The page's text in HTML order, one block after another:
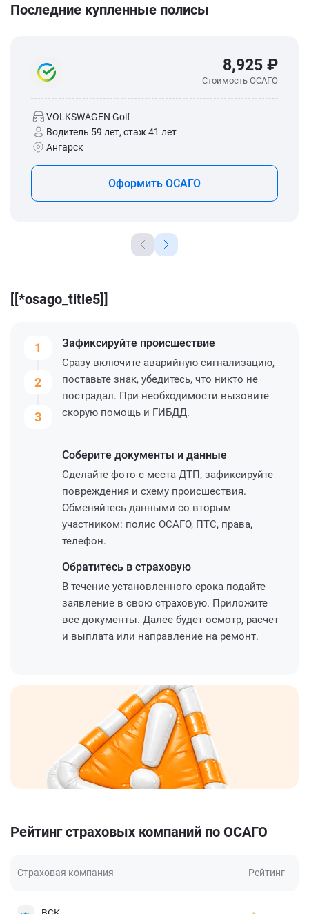
Последние купленные полисы
8,925 ₽
Стоимость ОСАГО
VOLKSWAGEN Golf
Водитель 59 лет, стаж 41 лет
Ангарск
Оформить ОСАГО
[[*osago_title5]]
1
2
3
Зафиксируйте происшествие
Сразу включите аварийную сигнализацию,
поставьте знак, убедитесь, что никто не
пострадал. При необходимости вызовите
скорую помощь и ГИБДД.
Соберите документы и данные
Сделайте фото с места ДТП, зафиксируйте
повреждения и схему происшествия.
Обменяйтесь данными со вторым
участником: полис ОСАГО, ПТС, права,
телефон.
Обратитесь в страховую
В течение установленного срока подайте
заявление в свою страховую. Приложите
все документы. Далее будет осмотр, расчет
и выплата или направление на ремонт.
Рейтинг страховых компаний по ОСАГО
Страховая компания Рейтинг